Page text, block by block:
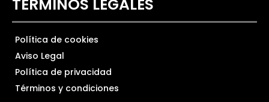
TÉRMINOS LEGALES
Política de cookies
Aviso Legal
Política de privacidad
Términos y condiciones